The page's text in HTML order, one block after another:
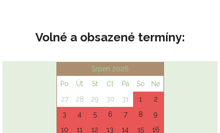
Volné a obsazené termíny: